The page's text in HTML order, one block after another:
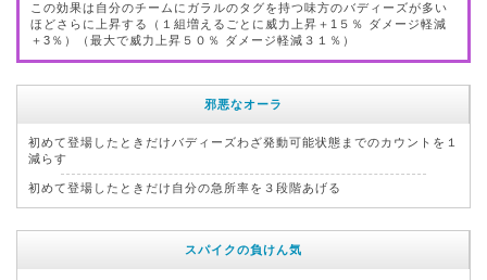
この効果は自分のチームにガラルのタグを持つ味方のバディーズが多い
ほどさらに上昇する（１組増えるごとに威力上昇＋1５％ ダメージ軽減
＋3％）（最大で威力上昇５０％ ダメージ軽減３１％）
邪悪なオーラ
初めて登場したときだけバディーズわざ発動可能状態までのカウントを１
減らす
初めて登場したときだけ自分の急所率を３段階あげる
スパイクの負けん気